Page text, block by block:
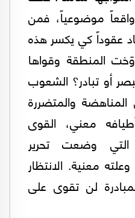
موضوعياً، فمن
عقوداً كي يكسر هذه
المنطقة وقواها
أو تبادر؟ الشعوب
والمتضررة
معني، القوى
التي وضعت تحرير
معنية. الانتظار
لن تقوى على